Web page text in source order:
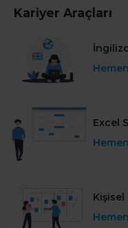
Kariyer Araçları
Excel
Kişisel